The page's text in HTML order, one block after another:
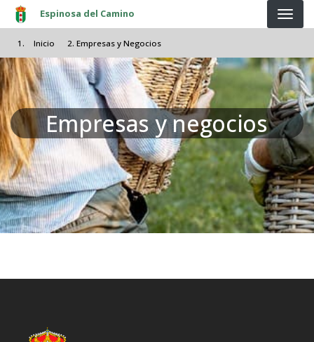
Pasar al contenido principal
Espinosa del Camino
Inicio Empresas y Negocios
Empresas y negocios